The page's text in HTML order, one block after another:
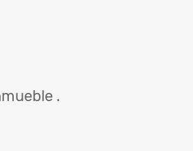
.